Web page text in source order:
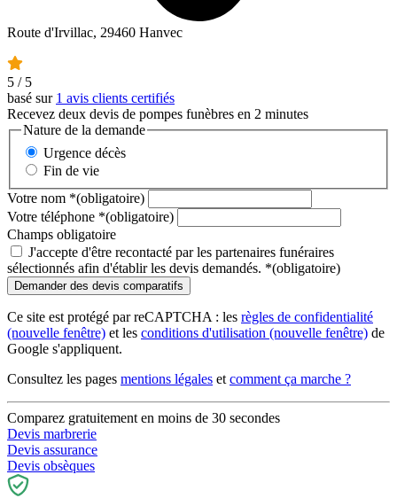
Route d'Irvillac, 29460 Hanvec
5 / 5
basé sur 1 avis clients certifiés
Recevez deux devis de pompes funèbres en 2 minutes
Nature de la demande
Urgence décès
Fin de vie
Votre nom *(obligatoire)
Votre téléphone *(obligatoire)
Champs obligatoire
J'accepte d'être recontacté par les partenaires funéraires
sélectionnés afin d'établir les devis demandés. *(obligatoire)
Ce site est protégé par reCAPTCHA : les règles de confidentialité
(nouvelle fenêtre) et les conditions d'utilisation (nouvelle fenêtre) de
Google s'appliquent.
Consultez les pages mentions légales et comment ça marche ?
Comparez gratuitement en moins de 30 secondes
Devis marbrerie
Devis assurance
Devis obsèques